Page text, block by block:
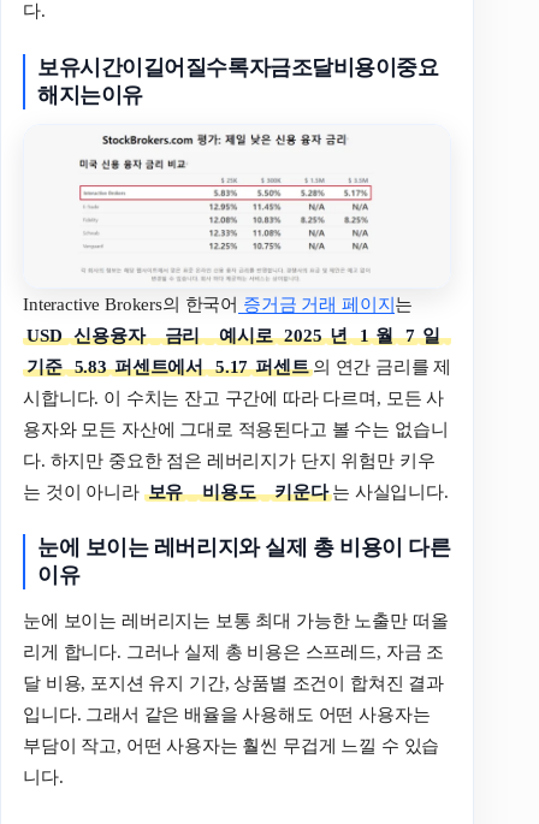
다.
보유시간이길어질수록자금조달비용이중요
해지는이유
Interactive Brokers의 한국어 증거금 거래 페이지 는
USD 신용융자 금리 예시로 2025 년 1 월 7 일
기준 5.83 퍼센트에서 5.17 퍼센트의 연간 금리를 제
시합니다. 이 수치는 잔고 구간에 따라 다르며, 모든 사
용자와 모든 자산에 그대로 적용된다고 볼 수는 없습니
다. 하지만 중요한 점은 레버리지가 단지 위험만 키우
는 것이 아니라 보유 비용도 키운다 는 사실입니다.
눈에 보이는 레버리지와 실제 총 비용이 다른
이유
눈에 보이는 레버리지는 보통 최대 가능한 노출만 떠올
리게 합니다. 그러나 실제 총 비용은 스프레드, 자금 조
달 비용, 포지션 유지 기간, 상품별 조건이 합쳐진 결과
입니다. 그래서 같은 배율을 사용해도 어떤 사용자는
부담이 작고, 어떤 사용자는 훨씬 무겁게 느낄 수 있습
니다.